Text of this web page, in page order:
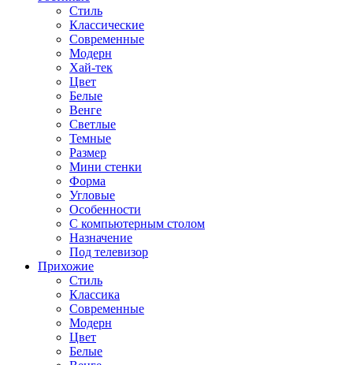
Стиль
Классические
Современные
Модерн
Хай-тек
Цвет
Белые
Венге
Светлые
Темные
Размер
Мини стенки
Форма
Угловые
Особенности
С компьютерным столом
Назначение
Под телевизор
Прихожие
Стиль
Классика
Современные
Модерн
Цвет
Белые